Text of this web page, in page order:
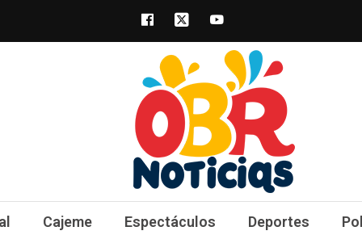
obrnoticias.com
obr noticias noticias, entretenimiento y
Cajeme Espectáculos Deportes